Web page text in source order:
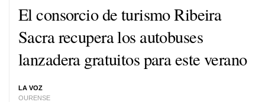
El consorcio de turismo Ribeira
Sacra recupera los autobuses
lanzadera gratuitos para este verano
LA VOZ
OURENSE